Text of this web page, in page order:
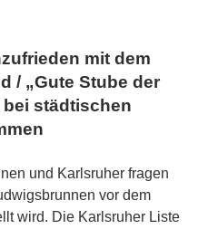
mit dem
/ „Gute Stube der
städtischen
und Karlsruher fragen
vor dem
wird. Die Karlsruher Liste